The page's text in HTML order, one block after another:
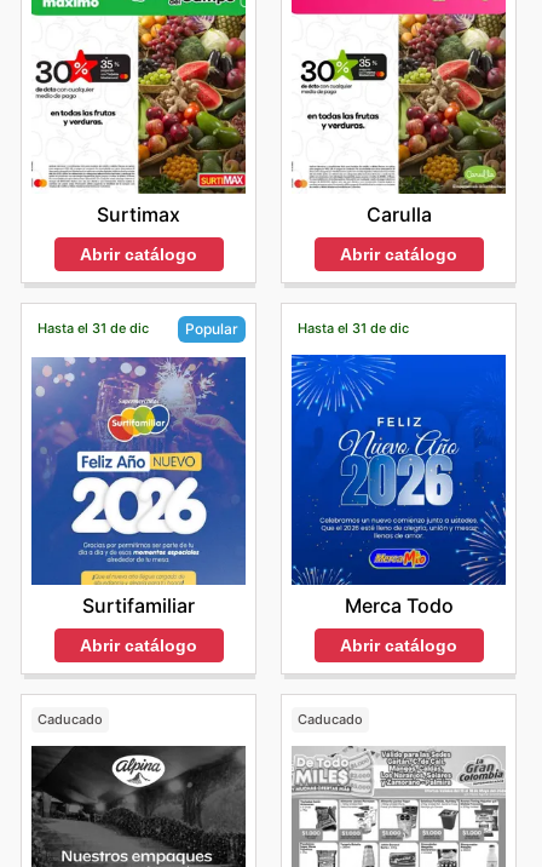
Surtimax
Abrir catálogo
Carulla
Abrir catálogo
Hasta el 31 de dic Popular
Surtifamiliar
Abrir catálogo
Hasta el 31 de dic
Merca Todo
Abrir catálogo
Caducado Caducado